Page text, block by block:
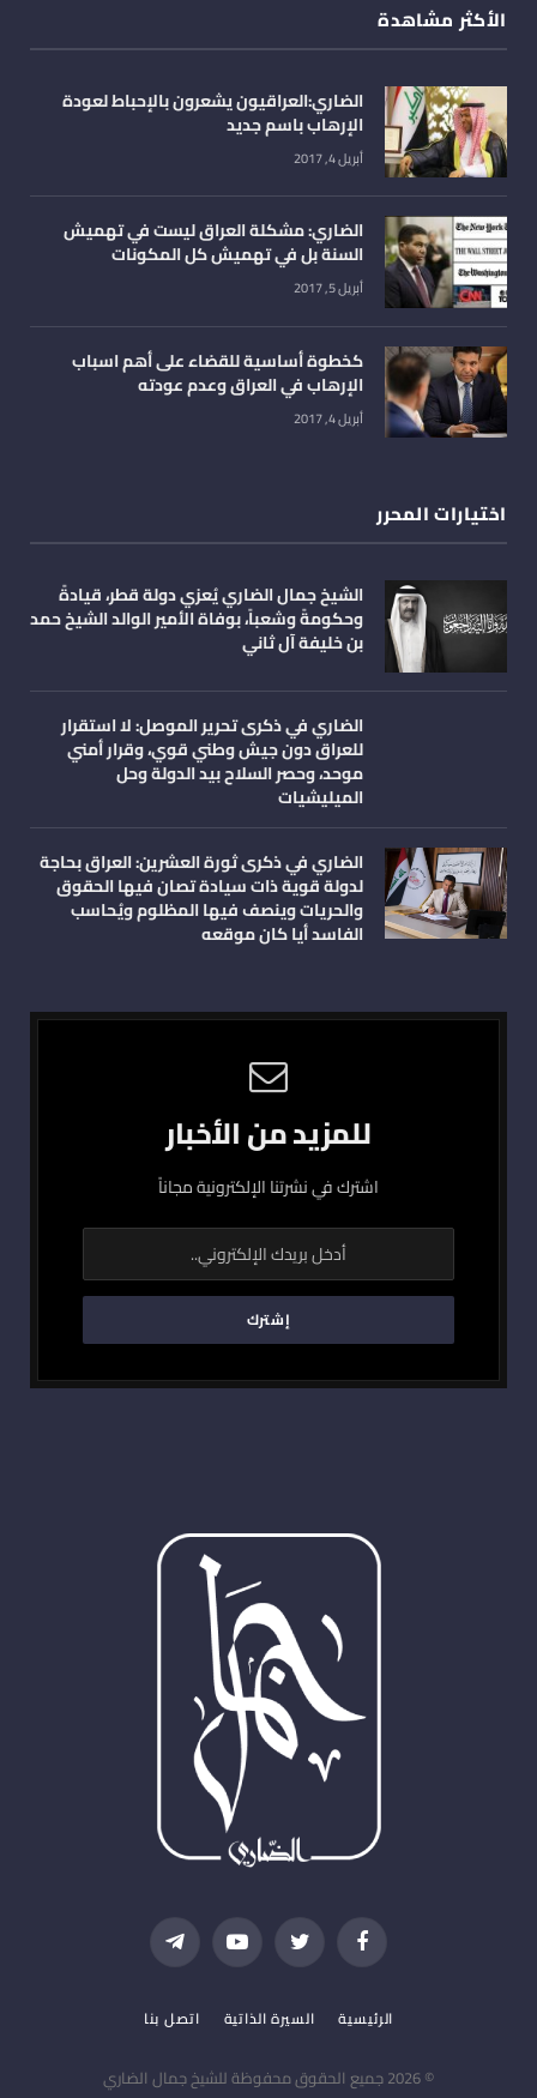
الأكثر مشاهدة
الضاري:العراقيون يشعرون بالإحباط لعودة
الإرهاب باسم جديد
أبريل 4, 2017
الضاري: مشكلة العراق ليست في تهميش
السنة بل في تهميش كل المكونات
أبريل 5, 2017
كخطوة أساسية للقضاء على أهم اسباب
الإرهاب في العراق وعدم عودته
أبريل 4, 2017
اختيارات المحرر
الشيخ جمال الضاري يُعزي دولة قطر، قيادةً
وحكومةً وشعباً، بوفاة الأمير الوالد الشيخ حمد
بن خليفة آل ثاني
الضاري في ذكرى تحرير الموصل: لا استقرار
للعراق دون جيش وطني قوي، وقرار أمني
موحد، وحصر السلاح بيد الدولة وحل
الميليشيات
الضاري في ذكرى ثورة العشرين: العراق بحاجة
لدولة قوية ذات سيادة تصان فيها الحقوق
والحريات وينصف فيها المظلوم ويُحاسب
الفاسد أيا كان موقعه
للمزيد من الأخبار
اشترك في نشرتنا الإلكترونية مجاناً
فيسبوك تويتر يوتيوب تيلقرام
الرئيسية السيرة الذاتية اتصل بنا
© 2026 جميع الحقوق محفوظة للشيخ جمال الضاري